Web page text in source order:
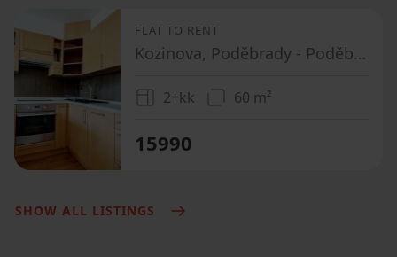
FLAT TO RENT
Kozinova, Poděbrady - Poděbrady, Středočeský Region
2+kk 60 m²
15990
SHOW ALL LISTINGS